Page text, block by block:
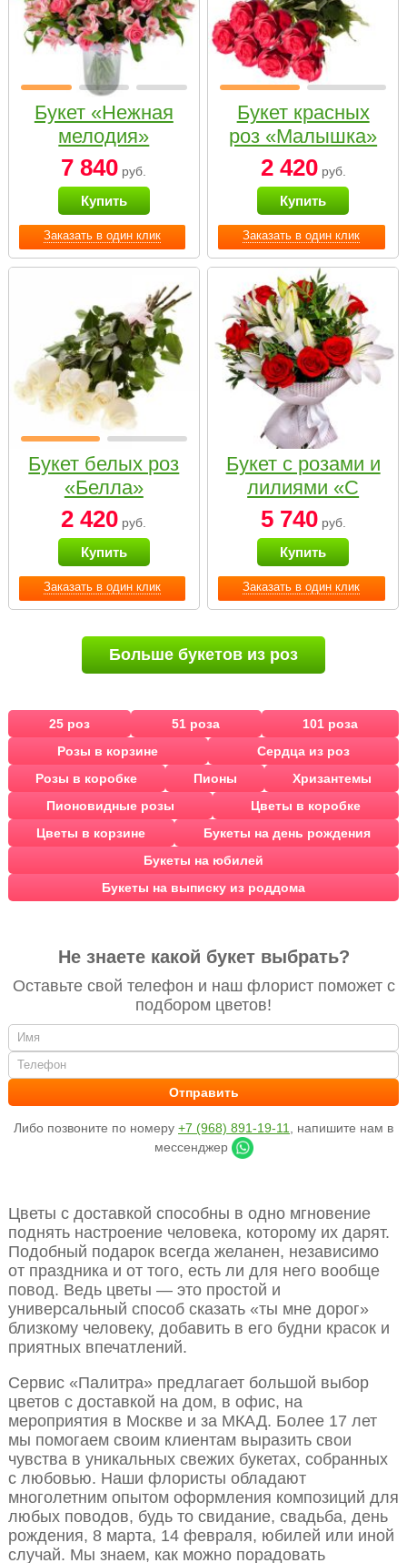
Заказать в один клик
Букет «Нежная
мелодия»
7 840 руб.
Купить
Заказать в один клик
Букет красных
роз «Малышка»
2 420руб.
Купить
Заказать в один клик
Букет белых роз
«Белла»
2 420 руб.
Купить
Заказать в один клик
Букет с розами и
лилиями «С
наилучшими
пожеланиями»
5 740руб.
Купить
Больше букетов из роз
25 роз 51 роза
101 роза
Розы в корзине
Сердца из роз
Розы в коробке
Пионы
Хризантемы
Пионовидные розы
Цветы в коробке
Цветы в корзине
Букеты на день рождения
Букеты на юбилей
Букеты на выписку из роддома
Не знаете какой букет выбрать?
Оставьте свой телефон и наш флорист поможет с
подбором цветов!
Либо позвоните по номеру +7 (968) 891-19-11
, напишите нам в
мессенджер
Цветы с доставкой способны в одно мгновение
поднять настроение человека, которому их дарят.
Подобный подарок всегда желанен, независимо
от праздника и от того, есть ли для него вообще
повод. Ведь цветы — это простой и
универсальный способ сказать «ты мне дорог»
близкому человеку, добавить в его будни красок и
приятных впечатлений.
Сервис «Палитра» предлагает большой выбор
цветов с доставкой на дом, в офис, на
мероприятия в Москве и за МКАД. Более 17 лет
мы помогаем своим клиентам выразить свои
чувства в уникальных свежих букетах, собранных
с любовью. Наши флористы обладают
многолетним опытом оформления композиций для
любых поводов, будь то свидание, свадьба, день
рождения, 8 марта, 14 февраля, юбилей или иной
случай. Мы знаем, как можно порадовать